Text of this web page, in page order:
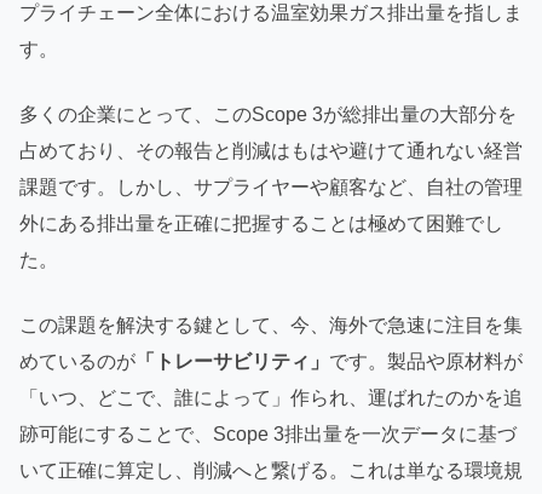
プライチェーン全体における温室効果ガス排出量を指しま
す。
多くの企業にとって、このScope 3が総排出量の大部分を
占めており、その報告と削減はもはや避けて通れない経営
課題です。しかし、サプライヤーや顧客など、自社の管理
外にある排出量を正確に把握することは極めて困難でし
た。
この課題を解決する鍵として、今、海外で急速に注目を集
めているのが 「トレーサビリティ」 です。製品や原材料が
「いつ、どこで、誰によって」作られ、運ばれたのかを追
跡可能にすることで、Scope 3排出量を一次データに基づ
いて正確に算定し、削減へと繋げる。これは単なる環境規